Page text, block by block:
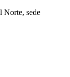
Norte, sede